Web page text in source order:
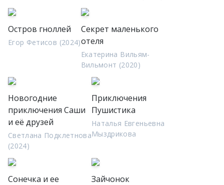
Остров гноллей
Егор Фетисов (2024)
Секрет маленького
отеля
Екатерина Вильям-
Вильмонт (2020)
Новогодние
приключения Саши
и её друзей
Светлана Подклетнова
(2024)
Приключения
Пушистика
Наталья Евгеньевна
Мыздрикова
Сонечка и ее
Зайчонок